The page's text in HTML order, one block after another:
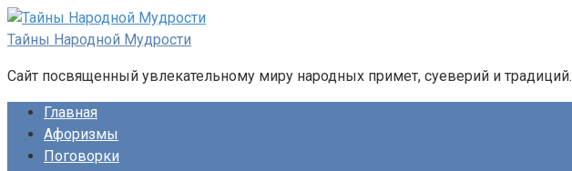
Перейти
к
Тайны Народной Мудрости
Сайт посвященный увлекательному миру народных примет, суеверий и традиций.
Главная
Афоризмы
Поговорки